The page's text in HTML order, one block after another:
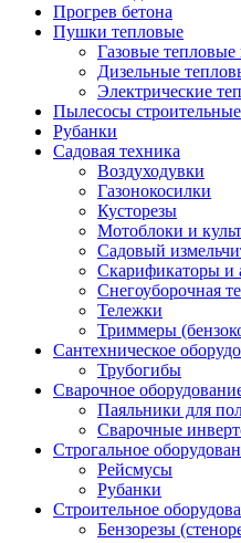
Прогрев бетона
Пушки тепловые
Газовые
Дизельные
Электрические
Пылесосы строительные
Рубанки
Садовая техника
Воздуходувки
Газонокосилки
Кусторезы
Мотоблоки и
Садовый
Скарификаторы и
Снегоуборочная
Тележки
Триммеры
Сантехническое
Трубогибы
Сварочное
Паяльники для
Сварочные
Строгальное
Рейсмусы
Рубанки
Строительное
Бензорезы